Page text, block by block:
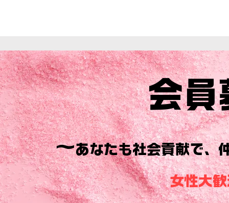
会員
​～あなたも社会貢献で、
女性大